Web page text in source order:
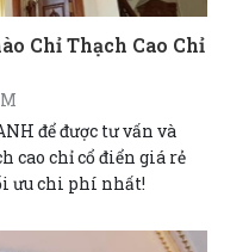
Chỉ Thạch Cao Chỉ
để được tư vấn và
cao chỉ cổ điển giá rẻ
ưu chi phí nhất!